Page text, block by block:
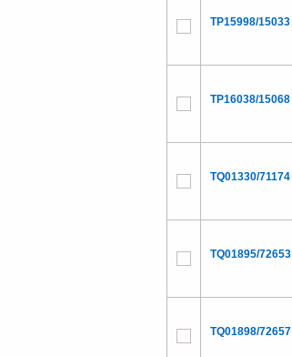
TP15998/15033
TP16038/15068
TQ01330/71174
TQ01895/72653
TQ01898/72657